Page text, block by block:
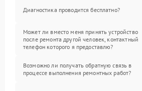
Диагностика проводится бесплатно?
Может ли вместо меня принять устройство
после ремонта другой человек, контактный
телефон которого я предоставлю?
Возможно ли получать обратную связь в
процессе выполнения ремонтных работ?